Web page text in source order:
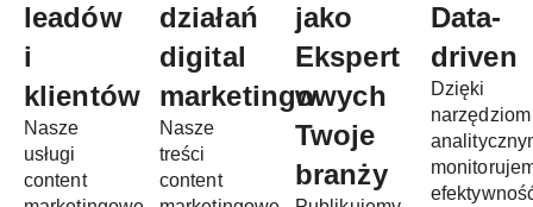
leadów
i
klientów
Nasze
usługi
content
działań
digital
marketingowych
Nasze
treści
content
jako
Ekspert
w
Twoje
branży
Data-
driven
Dzięki
narzędziom